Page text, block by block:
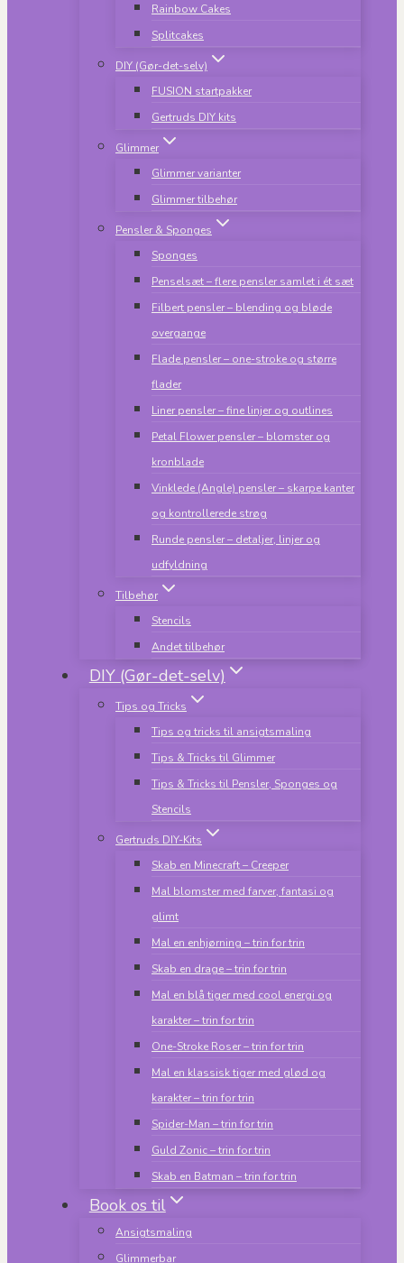
Rainbow Cakes
Splitcakes
DIY (Gør-det-selv)
FUSION startpakker
Gertruds DIY kits
Glimmer
Glimmer varianter
Glimmer tilbehør
Pensler & Sponges
Sponges
Penselsæt – flere pensler samlet i ét sæt
Filbert pensler – blending og bløde
overgange
Flade pensler – one-stroke og større
flader
Liner pensler – fine linjer og outlines
Petal Flower pensler – blomster og
kronblade
Vinklede (Angle) pensler – skarpe kanter
og kontrollerede strøg
Runde pensler – detaljer, linjer og
udfyldning
Tilbehør
Stencils
Andet tilbehør
DIY (Gør-det-selv)
Tips og Tricks
Tips og tricks til ansigtsmaling
Tips & Tricks til Glimmer
Tips & Tricks til Pensler, Sponges og
Stencils
Gertruds DIY-Kits
Skab en Minecraft – Creeper
Mal blomster med farver, fantasi og
glimt
Mal en enhjørning – trin for trin
Skab en drage – trin for trin
Mal en blå tiger med cool energi og
karakter – trin for trin
One-Stroke Roser – trin for trin
Mal en klassisk tiger med glød og
karakter – trin for trin
Spider-Man – trin for trin
Guld Zonic – trin for trin
Skab en Batman – trin for trin
Book os til
Ansigtsmaling
Glimmerbar